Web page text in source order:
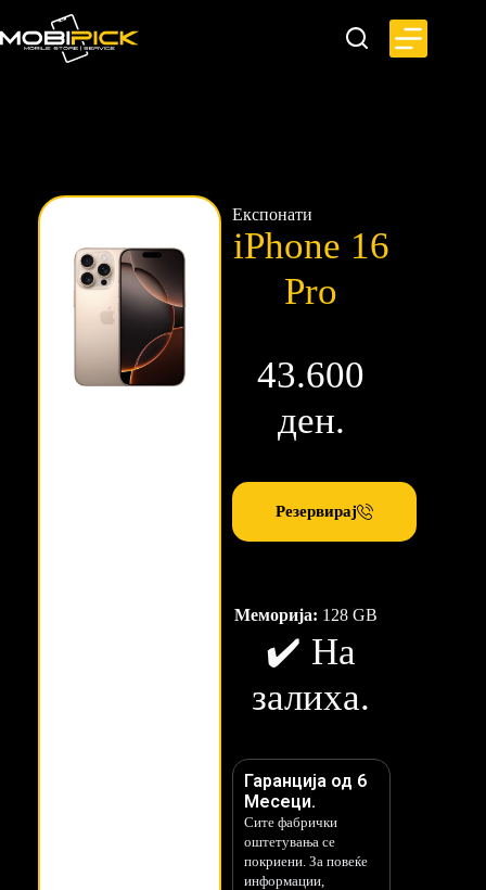
Експонати
iPhone 16
Pro
43.600
ден.
Резервирај
Меморија: 128 GB
✔️ На
залиха.
Гаранција од 6
Месеци.
Сите фабрички
оштетувања се
покриени. За повеќе
информации,